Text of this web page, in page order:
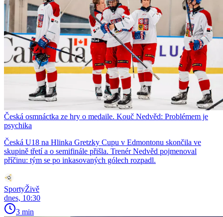
Česká osmnáctka ze hry o medaile. Kouč Nedvěd: Problémem je
psychika
Česká U18 na Hlinka Gretzky Cupu v Edmontonu skončila ve
skupině třetí a o semifinále přišla. Trenér Nedvěd pojmenoval
příčinu: tým se po inkasovaných gólech rozpadl.
SportyŽivě
dnes, 10:30
3 min